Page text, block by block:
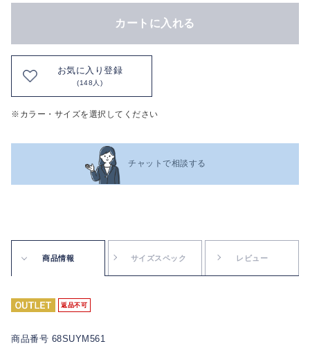
カートに入れる
お気に入り登録
(148人)
※カラー・サイズを選択してください
チャットで相談する
商品情報 サイズスペック レビュー
返品不可
商品番号 68SUYM561